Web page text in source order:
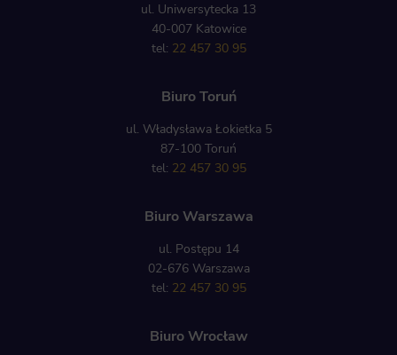
ul. Uniwersytecka 13
40-007 Katowice
tel: 22 457 30 95
Biuro Toruń
ul. Władysława Łokietka 5
87-100 Toruń
tel: 22 457 30 95
Biuro Warszawa
ul. Postępu 14
02-676 Warszawa
tel: 22 457 30 95
Biuro Wrocław